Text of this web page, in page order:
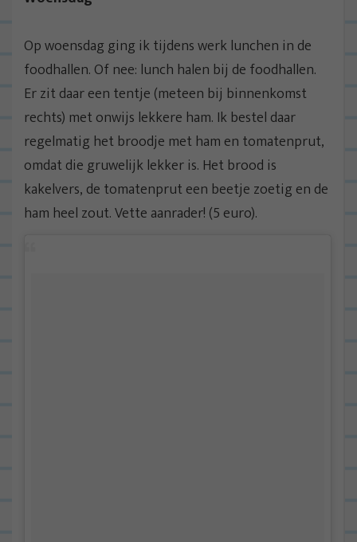
Op woensdag ging ik tijdens werk lunchen in de
foodhallen. Of nee: lunch halen bij de foodhallen.
Er zit daar een tentje (meteen bij binnenkomst
rechts) met onwijs lekkere ham. Ik bestel daar
regelmatig het broodje met ham en tomatenprut,
omdat die gruwelijk lekker is. Het brood is
kakelvers, de tomatenprut een beetje zoetig en de
ham heel zout. Vette aanrader! (5 euro).